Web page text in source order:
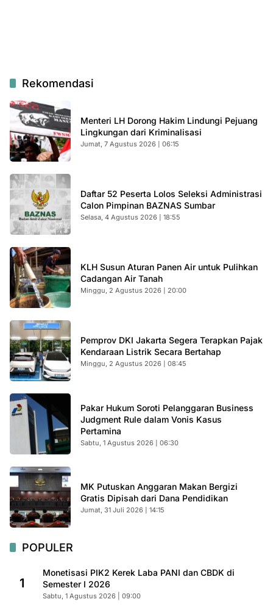
Rekomendasi
Menteri LH Dorong Hakim Lindungi Pejuang
Lingkungan dari Kriminalisasi
Jumat, 7 Agustus 2026 | 06:15
Daftar 52 Peserta Lolos Seleksi Administrasi
Calon Pimpinan BAZNAS Sumbar
Selasa, 4 Agustus 2026 | 18:55
KLH Susun Aturan Panen Air untuk Pulihkan
Cadangan Air Tanah
Minggu, 2 Agustus 2026 | 20:00
Pemprov DKI Jakarta Segera Terapkan Pajak
Kendaraan Listrik Secara Bertahap
Minggu, 2 Agustus 2026 | 08:45
Pakar Hukum Soroti Pelanggaran Business
Judgment Rule dalam Vonis Kasus
Pertamina
Sabtu, 1 Agustus 2026 | 06:30
MK Putuskan Anggaran Makan Bergizi
Gratis Dipisah dari Dana Pendidikan
Jumat, 31 Juli 2026 | 14:15
POPULER
1
Monetisasi PIK2 Kerek Laba PANI dan CBDK di
Semester I 2026
Sabtu, 1 Agustus 2026 | 09:00